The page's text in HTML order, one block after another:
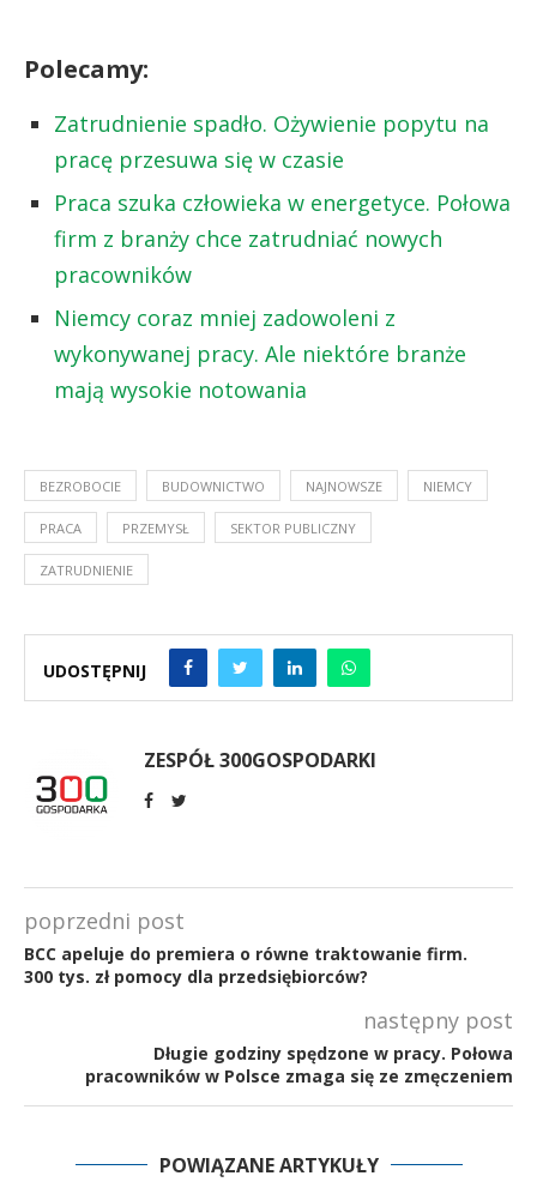
Polecamy:
Zatrudnienie spadło. Ożywienie popytu na
pracę przesuwa się w czasie
Praca szuka człowieka w energetyce. Połowa
firm z branży chce zatrudniać nowych
pracowników
Niemcy coraz mniej zadowoleni z
wykonywanej pracy. Ale niektóre branże
mają wysokie notowania
BEZROBOCIE BUDOWNICTWO NAJNOWSZE NIEMCY
PRACA PRZEMYSŁ SEKTOR PUBLICZNY
ZATRUDNIENIE
UDOSTĘPNIJ
ZESPÓŁ 300GOSPODARKI
poprzedni post
BCC apeluje do premiera o równe traktowanie firm.
300 tys. zł pomocy dla przedsiębiorców?
następny post
Długie godziny spędzone w pracy. Połowa
pracowników w Polsce zmaga się ze zmęczeniem
POWIĄZANE ARTYKUŁY